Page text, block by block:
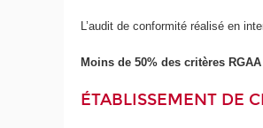
L’audit de conformité réalisé en
Moins de 50% des critères
ÉTABLISSEMENT DE